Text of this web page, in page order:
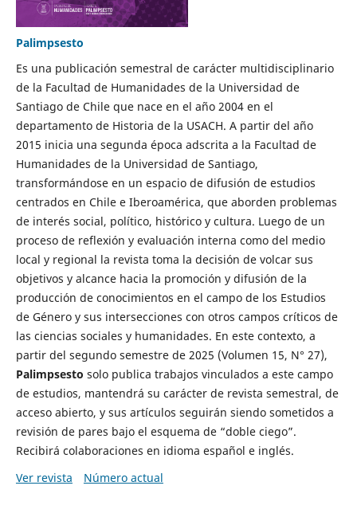
Palimpsesto
Es una publicación semestral de carácter multidisciplinario
de la Facultad de Humanidades de la Universidad de
Santiago de Chile que nace en el año 2004 en el
departamento de Historia de la USACH. A partir del año
2015 inicia una segunda época adscrita a la Facultad de
Humanidades de la Universidad de Santiago,
transformándose en un espacio de difusión de estudios
centrados en Chile e Iberoamérica, que aborden problemas
de interés social, político, histórico y cultura. Luego de un
proceso de reflexión y evaluación interna como del medio
local y regional la revista toma la decisión de volcar sus
objetivos y alcance hacia la promoción y difusión de la
producción de conocimientos en el campo de los Estudios
de Género y sus intersecciones con otros campos críticos de
las ciencias sociales y humanidades. En este contexto, a
partir del segundo semestre de 2025 (Volumen 15, N° 27),
Palimpsesto solo publica trabajos vinculados a este campo
de estudios, mantendrá su carácter de revista semestral, de
acceso abierto, y sus artículos seguirán siendo sometidos a
revisión de pares bajo el esquema de “doble ciego”.
Recibirá colaboraciones en idioma español e inglés.
Ver revista
Número actual